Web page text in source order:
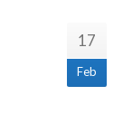
17
Feb